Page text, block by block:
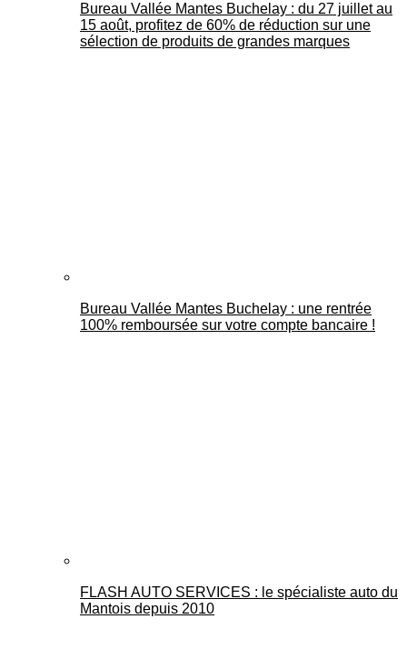
Bureau Vallée Mantes Buchelay : du 27 juillet au
15 août, profitez de 60% de réduction sur une
sélection de produits de grandes marques
Bureau Vallée Mantes Buchelay : une rentrée
100% remboursée sur votre compte bancaire !
FLASH AUTO SERVICES : le spécialiste auto du
Mantois depuis 2010